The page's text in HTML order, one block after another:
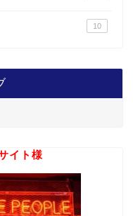
10
イト様